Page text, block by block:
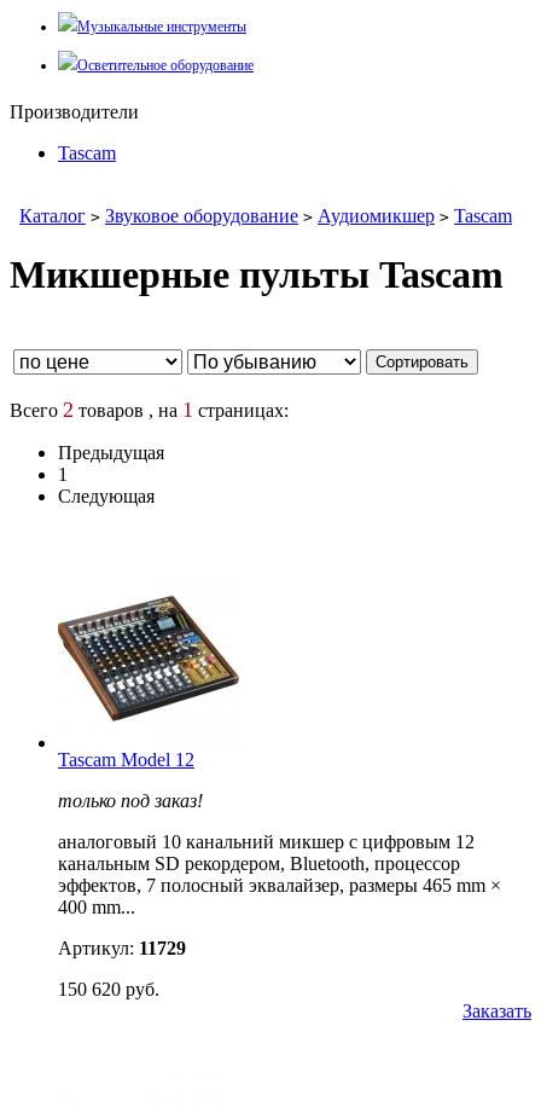
Музыкальные инструменты
Осветительное оборудование
Производители
Tascam
Каталог > Звуковое оборудование > Аудиомикшер > Tascam
Микшерные пульты Tascam
Всего 2 товаров , на 1 страницах:
Предыдущая
1
Следующая
Tascam Model 12
только под заказ!
аналоговый 10 канальний микшер с цифровым 12
канальным SD рекордером, Bluetooth, процессор
эффектов, 7 полосный эквалайзер, размеры 465 mm ×
400 mm...
Артикул: 11729
150 620 руб.
Заказать